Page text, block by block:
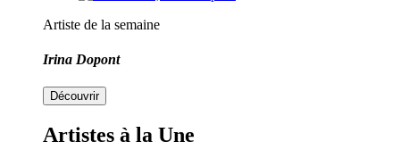
Artiste de la semaine
Irina Dopont
Découvrir
Artistes à la Une